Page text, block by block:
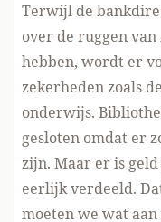
Terwijl de
over de ruggen
hebben, wordt er
zekerheden zoals
onderwijs.
gesloten omdat er
zijn. Maar er is
eerlijk verdeeld.
moeten we wat aan